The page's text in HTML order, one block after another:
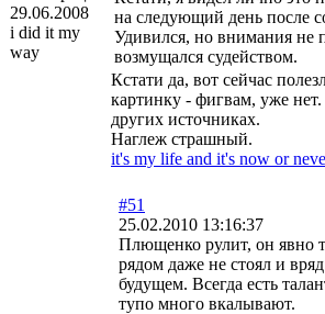
29.06.2008
i did it my
way
на следующий день после
Удивился, но внимания не
возмущался судейством.
Кстати да, вот сейчас
картинку - фигвам, уже
других источниках.
Наглеж страшный.
it's my life and it's now or
#51
25.02.2010 13:16:37
Плющенко рулит, он явно
рядом даже не стоял и вряд
будущем. Всегда есть
тупо много вкалывают.